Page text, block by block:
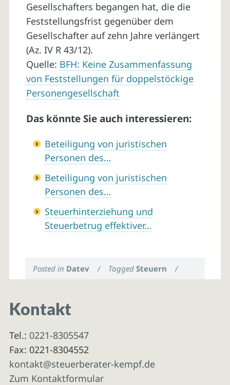
Gesellschafters begangen hat, die die
Feststellungsfrist gegenüber dem
Gesellschafter auf zehn Jahre verlängert
(Az. IV R 43/12).
Quelle: BFH: Keine Zusammenfassung
von Feststellungen für doppelstöckige
Personengesellschaft
Das könnte Sie auch interessieren:
Beteiligung von juristischen
Personen des…
Beteiligung von juristischen
Personen des…
Steuerhinterziehung und
Steuerbetrug effektiver…
Posted in Datev / TaggedSteuern /
Kontakt
Tel.: 0221-8305547
Fax: 0221-8304552
kontakt@steuerberater-kempf.de
Zum Kontaktformular